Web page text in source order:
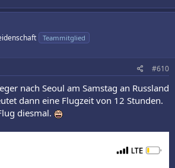
Teammitglied
#610
nach Seoul am Samstag an Russland
dann eine Flugzeit von 12 Stunden.
diesmal.